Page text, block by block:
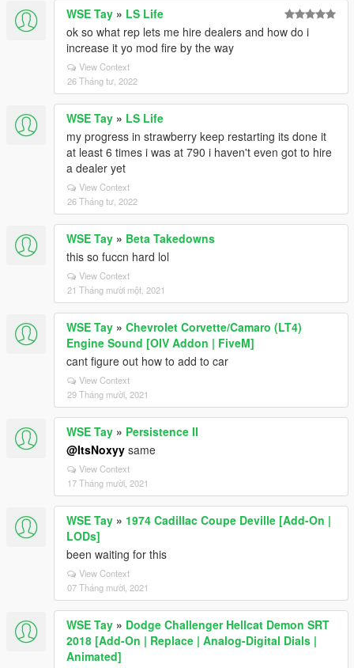
WSE Tay » LS Life
ok so what rep lets me hire dealers and how do i
increase it yo mod fire by the way
View Context
26 Tháng tư, 2022
WSE Tay » LS Life
my progress in strawberry keep restarting its done it
at least 6 times i was at 790 i haven't even got to hire
a dealer yet
View Context
26 Tháng tư, 2022
WSE Tay » Beta Takedowns
this so fuccn hard lol
View Context
21 Tháng mười một, 2021
WSE Tay » Chevrolet Corvette/Camaro (LT4)
Engine Sound [OIV Addon | FiveM]
cant figure out how to add to car
View Context
29 Tháng mười, 2021
WSE Tay » Persistence II
@ItsNoxyy same
View Context
17 Tháng mười, 2021
WSE Tay » 1974 Cadillac Coupe Deville [Add-On |
LODs]
been waiting for this
View Context
07 Tháng mười, 2021
WSE Tay » Dodge Challenger Hellcat Demon SRT
2018 [Add-On | Replace | Analog-Digital Dials |
Animated]